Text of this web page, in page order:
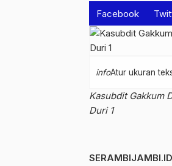
Facebook
infoAtur ukuran
Kasubdit Gakkum
Duri 1